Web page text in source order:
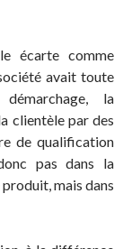
écarte comme
avait toute
la
clientèle par des
de qualification
pas dans la
mais dans